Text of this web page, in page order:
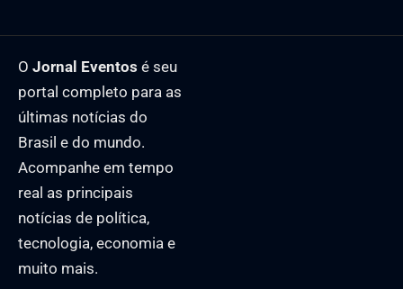
O Jornal Eventos é seu
portal completo para as
últimas notícias do
Brasil e do mundo.
Acompanhe em tempo
real as principais
notícias de política,
tecnologia, economia e
muito mais.